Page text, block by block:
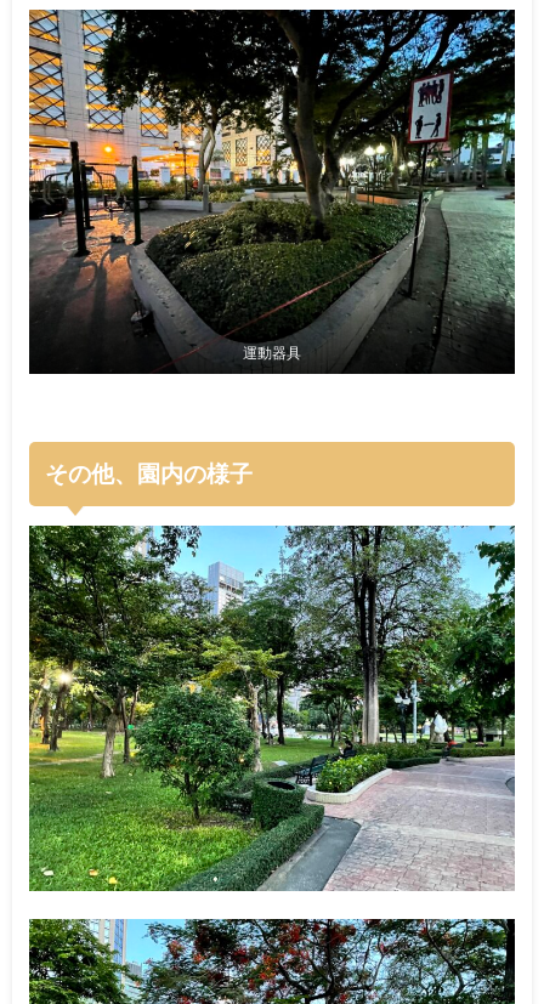
運動器具
その他、園内の様子